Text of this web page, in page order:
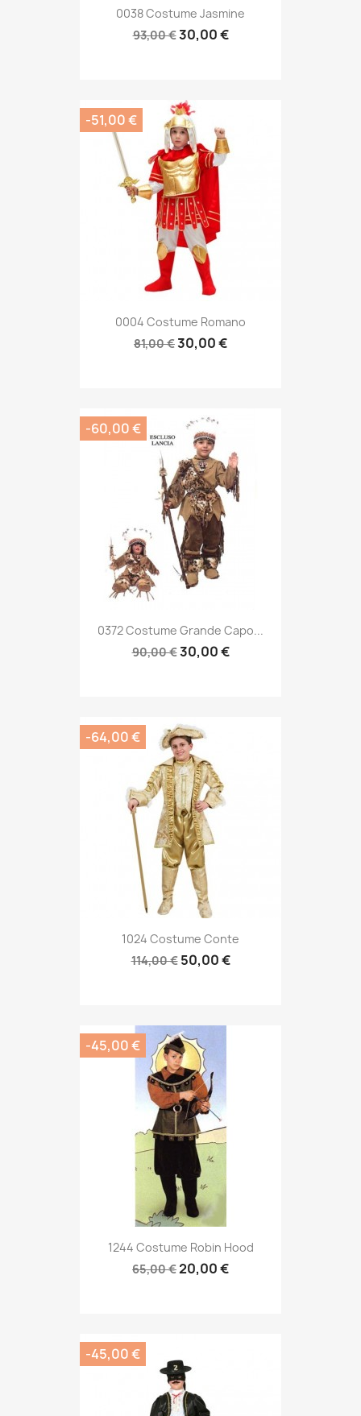
0038 Costume Jasmine
93,00 €30,00 €
0004 Costume Romano
81,00 €30,00 €
-51,00 €
0372 Costume Grande Capo...
90,00 €30,00 €
-60,00 €
1024 Costume Conte
114,00 € 50,00 €
-64,00 €
1244 Costume Robin Hood
65,00 €20,00 €
-45,00 €
-45,00 €